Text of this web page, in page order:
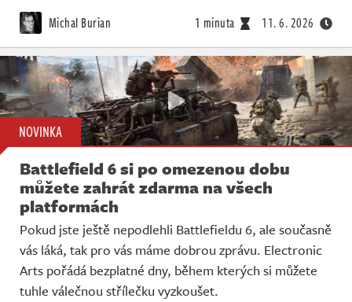
Michal Burian 1 minuta 11. 6. 2026
NOVINKA
Battlefield 6 si po omezenou dobu
můžete zahrát zdarma na všech
platformách
Pokud jste ještě nepodlehli Battlefieldu 6, ale současně
vás láká, tak pro vás máme dobrou zprávu. Electronic
Arts pořádá bezplatné dny, během kterých si můžete
tuhle válečnou střílečku vyzkoušet.